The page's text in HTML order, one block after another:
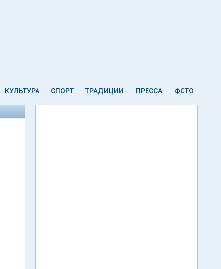
КУЛЬТУРА СПОРТ ТРАДИЦИИ ПРЕССА ФОТО